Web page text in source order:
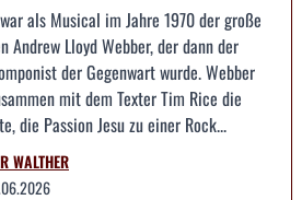
als Musical im Jahre 1970 der große
Andrew Lloyd Webber, der dann der
der Gegenwart wurde. Webber
mit dem Texter Tim Rice die
die Passion Jesu zu einer Rock...
WALTHER